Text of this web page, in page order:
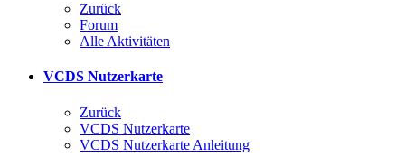
Zurück
Forum
Alle Aktivitäten
VCDS Nutzerkarte
Zurück
VCDS Nutzerkarte
VCDS Nutzerkarte Anleitung